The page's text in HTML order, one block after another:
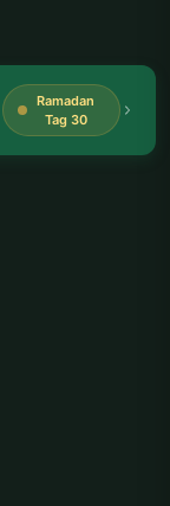
Ramadan
Tag 30